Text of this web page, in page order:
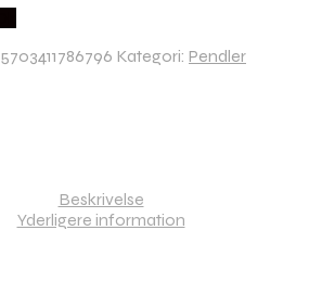
5703411786796 Kategori: Pendler
Beskrivelse
Yderligere information